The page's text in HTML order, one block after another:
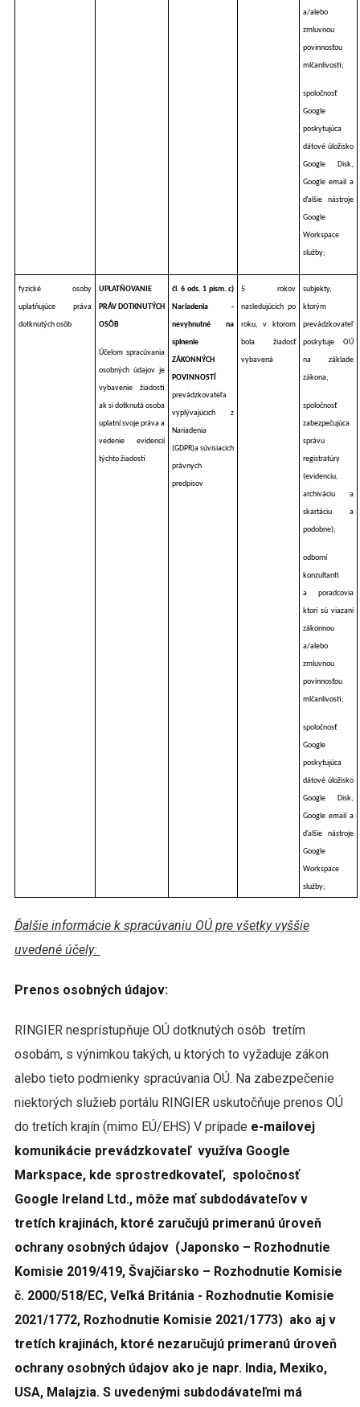
a/alebo
zmluvnou
povinnosťou
mlčanlivosti;
spoločnosť
Google
poskytujúca
dátové úložisko
Google Disk,
Google email a
ďalšie nástroje
Google
Workspace
služby;
fyzické osoby
uplatňujúce práva
dotknutých osôb
UPLATŇOVANIE
PRÁV DOTKNUTÝCH
OSÔB
Účelom spracúvania
osobných údajov je
vybavenie žiadosti
ak si dotknutá osoba
uplatní svoje práva a
vedenie evidencií
týchto žiadostí
čl. 6 ods. 1 písm. c)
Nariadenia -
nevyhnutné na
splnenie
ZÁKONNÝCH
POVINNOSTÍ
prevádzkovateľa
vyplývajúcich z
Nariadenia
(GDPR)a súvisiacich
právnych
predpisov
5 rokov
nasledujúcich po
roku, v ktorom
bola žiadosť
vybavená
subjekty,
ktorým
prevádzkovateľ
poskytuje OÚ
na základe
zákona,
spoločnosť
zabezpečujúca
správu
registratúry
(evidenciu,
archiváciu a
skartáciu a
podobne);
odborní
konzultanti
a poradcovia
ktorí sú viazaní
zákonnou
a/alebo
zmluvnou
povinnosťou
mlčanlivosti;
spoločnosť
Google
poskytujúca
dátové úložisko
Google Disk,
Google email a
ďalšie nástroje
Google
Workspace
služby;
Ďalšie informácie k spracúvaniu OÚ pre všetky vyššie
uvedené účely:
Prenos osobných údajov:
RINGIER nesprístupňuje OÚ dotknutých osôb tretím
osobám, s výnimkou takých, u ktorých to vyžaduje zákon
alebo tieto podmienky spracúvania OÚ. Na zabezpečenie
niektorých služieb portálu RINGIER uskutočňuje prenos OÚ
do tretích krajín (mimo EÚ/EHS) V prípade e-mailovej
komunikácie prevádzkovateľ využíva Google
Markspace, kde sprostredkovateľ, spoločnosť
Google Ireland Ltd., môže mať subdodávateľov v
tretích krajinách, ktoré zaručujú primeranú úroveň
ochrany osobných údajov (Japonsko – Rozhodnutie
Komisie 2019/419, Švajčiarsko – Rozhodnutie Komisie
č. 2000/518/EC, Veľká Británia - Rozhodnutie Komisie
2021/1772, Rozhodnutie Komisie 2021/1773) ako aj v
tretích krajinách, ktoré nezaručujú primeranú úroveň
ochrany osobných údajov ako je napr. India, Mexiko,
USA, Malajzia. S uvedenými subdodávateľmi má